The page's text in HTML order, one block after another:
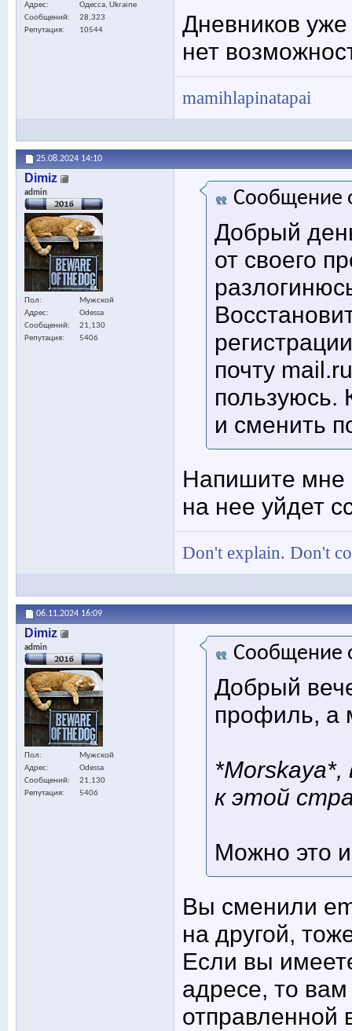
Адрес
Одесса, Ukraine
Сообщений
28,323
Репутация
10544
Дневников уже
нет
mamihlapinatapai
25.08.2024 14:10
Dimiz
admin
Пол
Мужской
Адрес
Odessa
Сообщений
21,130
Репутация
5406
Сообщение
Добрый
от своего
почту
пользуюсь.
и сменить
Напишите мне
на нее уйдет
Don't explain. Don't
06.11.2024 16:09
Dimiz
admin
Пол
Мужской
Адрес
Odessa
Сообщений
21,130
Репутация
5406
Сообщение
Добрый
профиль, а
к этой
Можно это
Вы сменили
на другой,
Если вы
адресе, то
отправленной